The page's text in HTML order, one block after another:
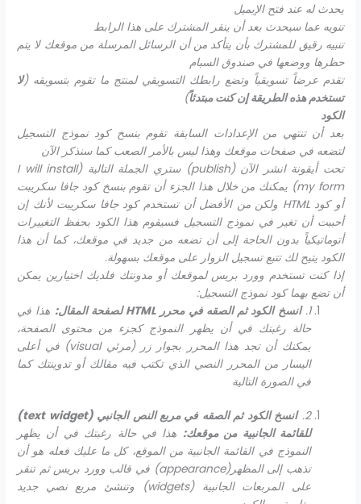
يحدث له عند فتح الإيميل
تنويه عما سيحدث بعد أن ينقر المشترك على هذا الرابط
تنبيه رقيق للمشترك بأن يتأكد من أن الرسائل المرسلة من موقعك لا يتم
حظرها ووضعها في صندوق السبام
تقدم عرضاً تسويقياً وتضع رابطك التسويقي لمنتج ما تقوم بتسويقه (لا
تستخدم هذه الطريقة إن كنت مبتدئاً)
الكود
بعد أن تنتهي من الإعدادات السابقة تقوم بنسخ كود نموذج التسجيل
لتضعه في صفحات موقعك وهذا ليس بالأمر الصعب كما سنذكر الآن
تحت أيقونة انشر الآن (publish) ستري الجملة التالية (I will install
my form) يمكنك من خلال هذا الجزء أن تقوم بنسخ كود جافا سكريبت
أو كودHTML ولكن من الأفضل أن تستخدم كود جافا سكريبت لأنك إن
أحببت أن تغير في نموذج التسجيل فسيقوم هذا الكود بحفظ التغييرات
أتوماتيكياً بدون الحاجة إلى أن تضعه من جديد في موقعك، كما أن هذا
الكود يتيح لك تتبع تسجيل الزوار على موقعك بسهولة.
إذا كنت تستخدم وورد بريس لموقعك أو مدونتك فلديك اختيارين يمكن
أن تضع بهما كود نموذج التسجيل:
1. انسخ الكود ثم الصقه في محرر HTMLلصفحة المقال: هذا في
حالة رغبتك في أن يظهر النموذج كجزء من محتوى الصفحة،
يمكنك أن تجد هذا المحرر بجوار زر (مرئيvisual) في أعلى
اليسار من المحرر النصي الذي تكتب فيه مقالك أو تدوينتك كما
في الصورة التالية
2. انسخ الكود ثم الصقه في مربع النص الجانبي (text widget
)
للقائمة الجانبية من موقعك: هذا في حالة رغبتك في أن يظهر
النموذج في القائمة الجانبية من الموقع، كل ما عليك فعله هو أن
تذهب إلى المظهر(appearance) في قالب وورد بريس ثم تنقر
على المربعات الجانبية (widgets) وتنشئ مربع نصي جديد